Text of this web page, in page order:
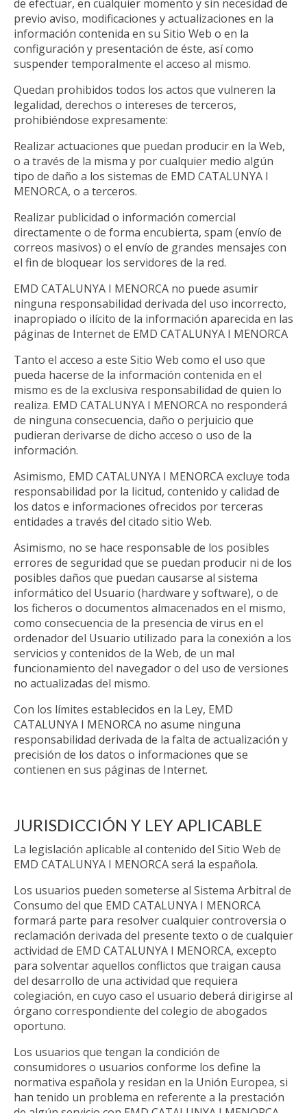
de efectuar, en cualquier momento y sin necesidad de
previo aviso, modificaciones y actualizaciones en la
información contenida en su Sitio Web o en la
configuración y presentación de éste, así como
suspender temporalmente el acceso al mismo.
Quedan prohibidos todos los actos que vulneren la
legalidad, derechos o intereses de terceros,
prohibiéndose expresamente:
Realizar actuaciones que puedan producir en la Web,
o a través de la misma y por cualquier medio algún
tipo de daño a los sistemas de EMD CATALUNYA I
MENORCA, o a terceros.
Realizar publicidad o información comercial
directamente o de forma encubierta, spam (envío de
correos masivos) o el envío de grandes mensajes con
el fin de bloquear los servidores de la red.
EMD CATALUNYA I MENORCA no puede asumir
ninguna responsabilidad derivada del uso incorrecto,
inapropiado o ilícito de la información aparecida en las
páginas de Internet de EMD CATALUNYA I MENORCA
Tanto el acceso a este Sitio Web como el uso que
pueda hacerse de la información contenida en el
mismo es de la exclusiva responsabilidad de quien lo
realiza. EMD CATALUNYA I MENORCA no responderá
de ninguna consecuencia, daño o perjuicio que
pudieran derivarse de dicho acceso o uso de la
información.
Asimismo, EMD CATALUNYA I MENORCA excluye toda
responsabilidad por la licitud, contenido y calidad de
los datos e informaciones ofrecidos por terceras
entidades a través del citado sitio Web.
Asimismo, no se hace responsable de los posibles
errores de seguridad que se puedan producir ni de los
posibles daños que puedan causarse al sistema
informático del Usuario (hardware y software), o de
los ficheros o documentos almacenados en el mismo,
como consecuencia de la presencia de virus en el
ordenador del Usuario utilizado para la conexión a los
servicios y contenidos de la Web, de un mal
funcionamiento del navegador o del uso de versiones
no actualizadas del mismo.
Con los límites establecidos en la Ley, EMD
CATALUNYA I MENORCA no asume ninguna
responsabilidad derivada de la falta de actualización y
precisión de los datos o informaciones que se
contienen en sus páginas de Internet.
JURISDICCIÓN Y LEY APLICABLE
La legislación aplicable al contenido del Sitio Web de
EMD CATALUNYA I MENORCA será la española.
Los usuarios pueden someterse al Sistema Arbitral de
Consumo del que EMD CATALUNYA I MENORCA
formará parte para resolver cualquier controversia o
reclamación derivada del presente texto o de cualquier
actividad de EMD CATALUNYA I MENORCA, excepto
para solventar aquellos conflictos que traigan causa
del desarrollo de una actividad que requiera
colegiación, en cuyo caso el usuario deberá dirigirse al
órgano correspondiente del colegio de abogados
oportuno.
Los usuarios que tengan la condición de
consumidores o usuarios conforme los define la
normativa española y residan en la Unión Europea, si
han tenido un problema en referente a la prestación